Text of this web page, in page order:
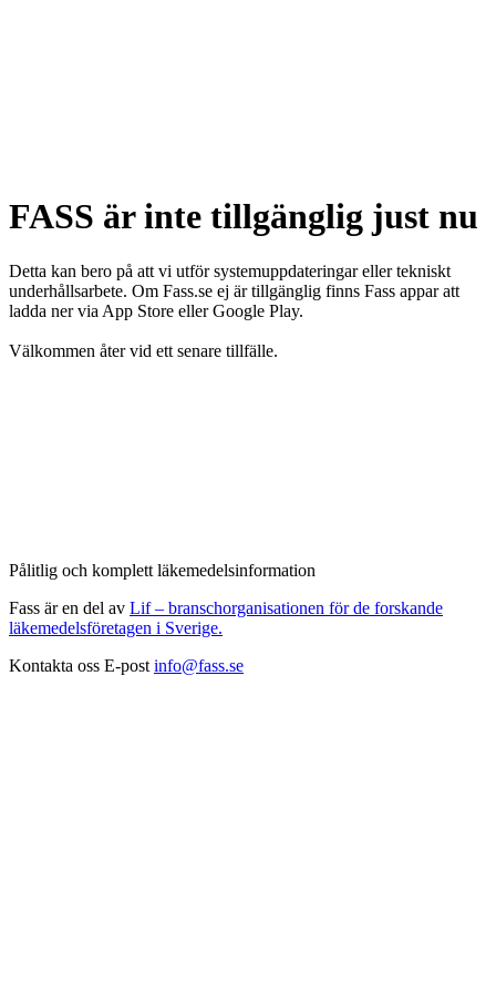
FASS är inte tillgänglig just nu
Detta kan bero på att vi utför systemuppdateringar eller tekniskt
underhållsarbete. Om Fass.se ej är tillgänglig finns Fass appar att
ladda ner via App Store eller Google Play.
Välkommen åter vid ett senare tillfälle.
Pålitlig och komplett läkemedelsinformation
Fass är en del av Lif – branschorganisationen för de forskande
läkemedelsföretagen i Sverige.
Kontakta oss E-post info@fass.se